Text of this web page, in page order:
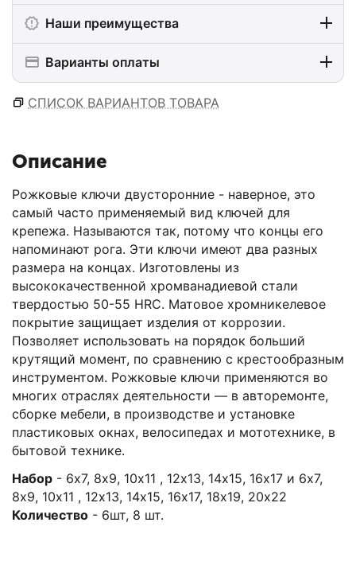
Наши преимущества
Варианты оплаты
СПИСОК ВАРИАНТОВ ТОВАРА
Описание
Рожковые ключи двусторонние - наверное, это
самый часто применяемый вид ключей для
крепежа. Называются так, потому что концы его
напоминают рога. Эти ключи имеют два разных
размера на концах. Изготовлены из
высококачественной хромванадиевой стали
твердостью 50-55 HRС. Матовое хромникелевое
покрытие защищает изделия от коррозии.
Позволяет использовать на порядок больший
крутящий момент, по сравнению с крестообразным
инструментом. Рожковые ключи применяются во
многих отраслях деятельности — в авторемонте,
сборке мебели, в производстве и установке
пластиковых окнах, велосипедах и мототехнике, в
бытовой технике.
Набор - 6х7, 8х9, 10х11 , 12х13, 14х15, 16х17 и 6х7,
8х9, 10х11 , 12х13, 14х15, 16х17, 18х19, 20х22
Количество - 6шт, 8 шт.